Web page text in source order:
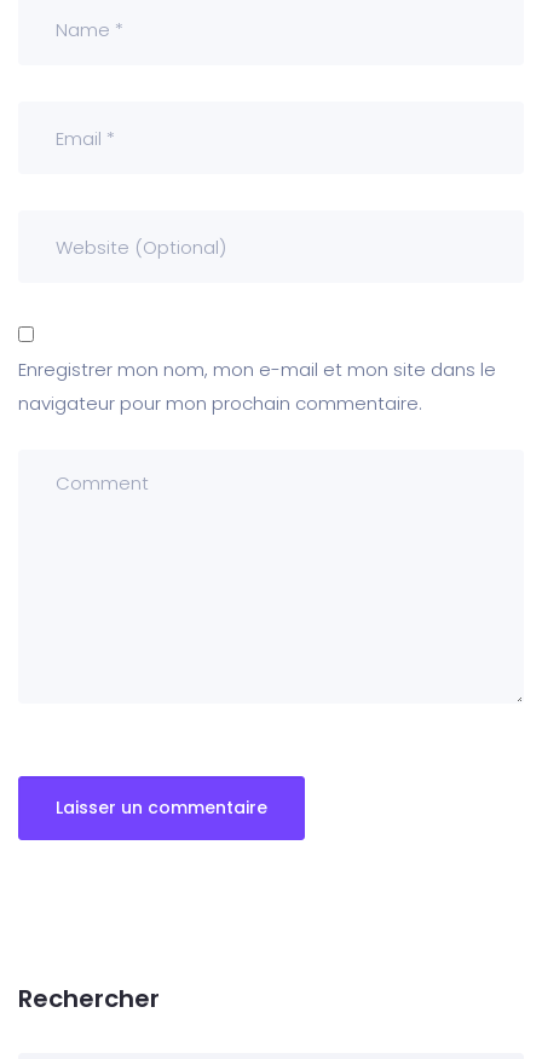
Enregistrer mon nom, mon e-mail et mon site dans le
navigateur pour mon prochain commentaire.
Rechercher